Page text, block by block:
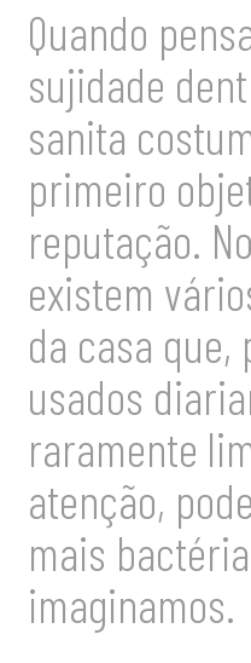
Quando
sujidade
sanita
primeiro
reputação.
existem
da casa que,
usados
raramente
atenção,
mais
imaginamos.